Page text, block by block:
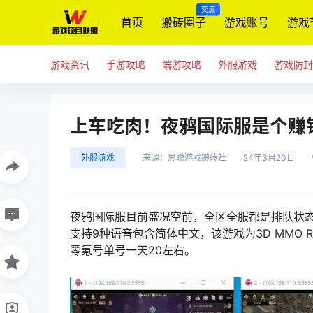
首页 搬砖圈子
交流
游戏账号 游戏
游戏资讯 手游攻略 端游攻略 外服游戏 游戏防封
上车吃肉！夜鸦国际服是个赚
外服游戏 来源： 思聪游戏搬砖社 24年3月20日
夜鸦国际服目前盛况空前，全区全服都是排队状
支持9种语音包含简体中文，该游戏为3D MMO
零氪号单号一天20左右。